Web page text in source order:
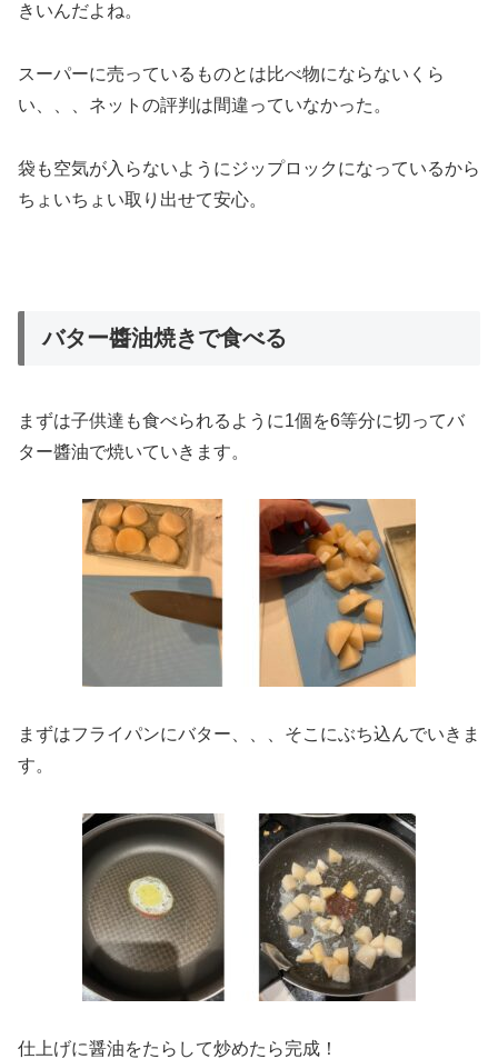
きいんだよね。
スーパーに売っているものとは比べ物にならないくら
い、、、ネットの評判は間違っていなかった。
袋も空気が入らないようにジップロックになっているから
ちょいちょい取り出せて安心。
バター醬油焼きで食べる
まずは子供達も食べられるように1個を6等分に切ってバ
ター醬油で焼いていきます。
まずはフライパンにバター、、、そこにぶち込んでいきま
す。
仕上げに醤油をたらして炒めたら完成！